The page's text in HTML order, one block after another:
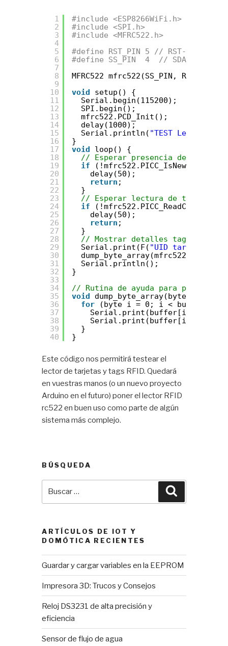
1
2
3
4
5
6
7
8
9
10
11
12
13
14
15
16
17
18
19
20
21
22
23
24
25
26
27
28
29
30
31
32
33
34
35
36
37
38
39
40
#include <ESP8266WiFi.h>
#include <SPI.h>
#include <MFRC522.h>
#define RST_PIN 5 // RST-PIN for
#define SS_PIN  4  // SDA-PIN for
MFRC522 mfrc522(SS_PIN, RST_PIN);
void
setup() {
Serial.begin(115200);
SPI.begin();
mfrc522.PCD_Init();
delay(1000);
Serial.println( "TEST Lector
}
void
loop() {
// Esperar presencia de nueva
if
delay(50);
return ;
}
// Esperar lectura de tarjeta
if
delay(50);
return ;
}
// Mostrar detalles tag/tarjeta
Serial.print(F( "UID tarjeta:"
Serial.println();
}
// Rutina de ayuda para pasar un
void
dump_byte_array(byte
for
(byte i = 0; i <
Serial.print(buffer[i] <
Serial.print(buffer[i], HEX);
}
}
Este código nos permitirá testear el
lector de tarjetas y tags RFID. Quedará
en vuestras manos (o un nuevo proyecto
Arduino en el futuro) poner el lector RFID
rc522 en buen uso como parte de algún
sistema más complejo.
BÚSQUEDA
ARTÍCULOS DE IOT Y
DOMÓTICA RECIENTES
Guardar y cargar variables en la EEPROM
Impresora 3D: Trucos y Consejos
Reloj DS3231 de alta precisión y
eficiencia
Sensor de flujo de agua